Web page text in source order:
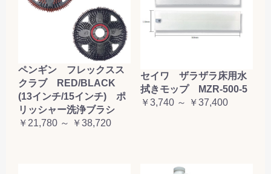
ペンギン フレックスス
クラブ RED/BLACK
(13インチ/15インチ) ポ
リッシャー洗浄ブラシ
￥21,780 ～ ￥38,720
セイワ ザラザラ床用水
拭きモップ MZR-500-5
￥3,740 ～ ￥37,400